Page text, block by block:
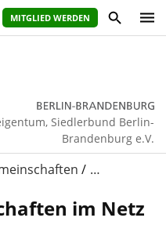
MITGLIED WERDEN
Siedlerbund Berlin-
Brandenburg e.V.
…
im Netz